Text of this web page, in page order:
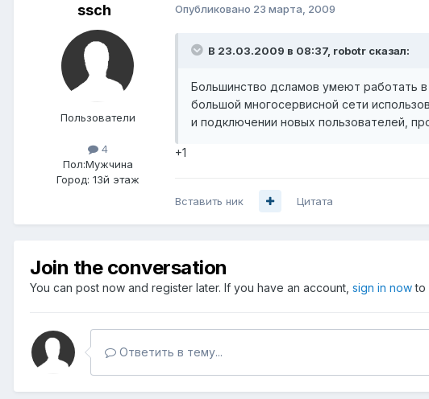
ssch
Пользователи
4
Пол:Мужчина
Город: 13й этаж
Опубликовано 23 марта, 2009
В 23.03.2009 в 08:37, robotr сказал:
Большинство дсламов умеют работать
большой многосервисной сети
и подключении новых пользователей,
+1
Вставить ник Цитата
Join the conversation
You can post now and register later. If you have an account, sign in nowto
Ответить в тему...